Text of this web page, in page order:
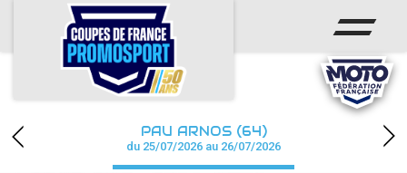
ACCUEIL
ACTUS
CALENDRIER
CHAMPIONNATPAU ARNOS (64)
du 25/07/2026 au 26/07/2026